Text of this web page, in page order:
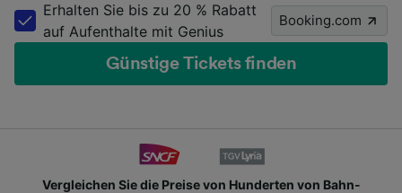
Erhalten Sie bis zu 20 % Rabatt
auf Aufenthalte mit Genius
Booking.com
Günstige Tickets finden
Vergleichen Sie die Preise von Hunderten von Bahn-